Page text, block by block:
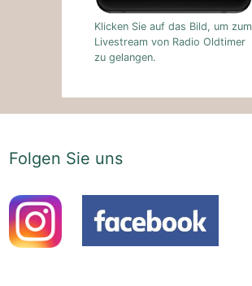
Klicken Sie auf das Bild, um zum
Livestream von Radio Oldtimer
zu gelangen.
Folgen Sie uns